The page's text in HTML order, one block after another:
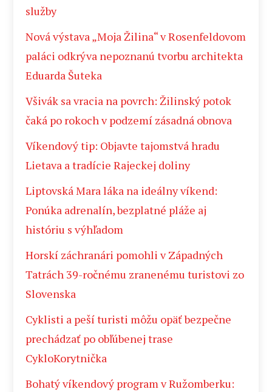
služby
Nová výstava „Moja Žilina“ v Rosenfeldovom
paláci odkrýva nepoznanú tvorbu architekta
Eduarda Šuteka
Všivák sa vracia na povrch: Žilinský potok
čaká po rokoch v podzemí zásadná obnova
Víkendový tip: Objavte tajomstvá hradu
Lietava a tradície Rajeckej doliny
Liptovská Mara láka na ideálny víkend:
Ponúka adrenalín, bezplatné pláže aj
históriu s výhľadom
Horskí záchranári pomohli v Západných
Tatrách 39-ročnému zranenému turistovi zo
Slovenska
Cyklisti a peší turisti môžu opäť bezpečne
prechádzať po obľúbenej trase
CykloKorytnička
Bohatý víkendový program v Ružomberku: